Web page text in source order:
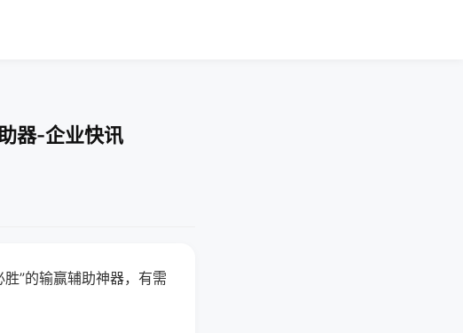
器-企业快讯
”的输赢辅助神器，有需